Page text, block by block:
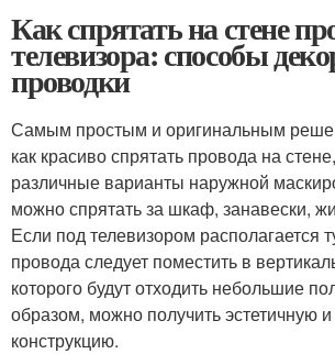
Как спрятать на стене
телевизора: способы
проводки
Самым простым и оригинальным
как красиво спрятать провода на
различные варианты наружной
можно спрятать за шкаф, занавески,
Если под телевизором располагается
провода следует поместить в
которого будут отходить небольшие
образом, можно получить эстетичную
конструкцию.